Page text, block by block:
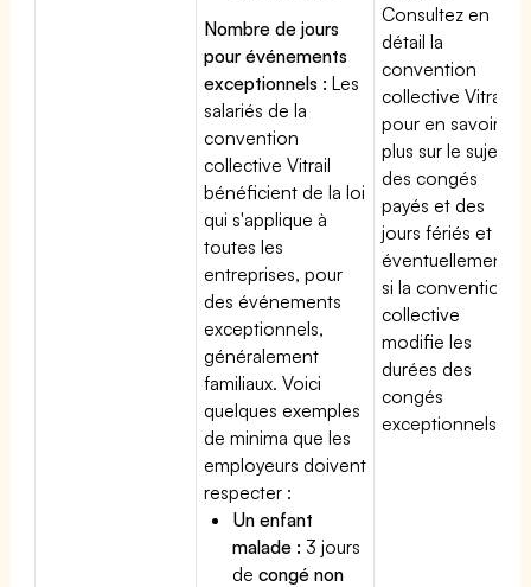
Nombre de jours
pour événements
exceptionnels : Les
salariés de la
convention
collective Vitrail
bénéficient de la loi
qui s'applique à
toutes les
entreprises, pour
des événements
exceptionnels,
généralement
familiaux. Voici
quelques exemples
de minima que les
employeurs doivent
respecter :
Un enfant
malade : 3 jours
decongé non
Consultez en
détail la
convention
collective Vitrail
pour en savoir
plus sur le sujet
des congés
payés et des
jours fériés et
éventuellement
si la convention
collective
modifie les
durées des
congés
exceptionnels.